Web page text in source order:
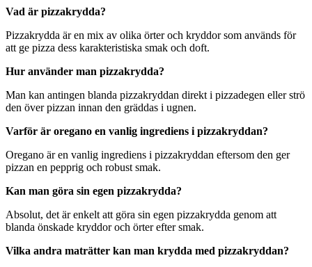
Vad är pizzakrydda?
Pizzakrydda är en mix av olika örter och kryddor som används för
att ge pizza dess karakteristiska smak och doft.
Hur använder man pizzakrydda?
Man kan antingen blanda pizzakryddan direkt i pizzadegen eller strö
den över pizzan innan den gräddas i ugnen.
Varför är oregano en vanlig ingrediens i pizzakryddan?
Oregano är en vanlig ingrediens i pizzakryddan eftersom den ger
pizzan en pepprig och robust smak.
Kan man göra sin egen pizzakrydda?
Absolut, det är enkelt att göra sin egen pizzakrydda genom att
blanda önskade kryddor och örter efter smak.
Vilka andra maträtter kan man krydda med pizzakryddan?